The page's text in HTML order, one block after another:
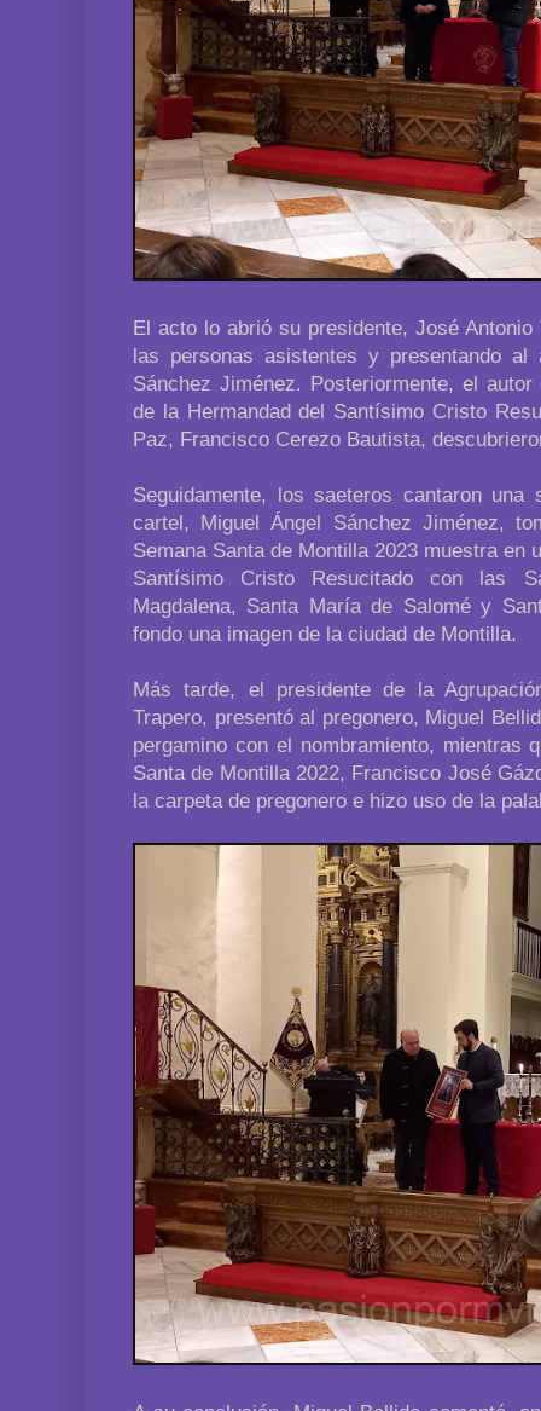
El acto lo abrió su presidente, José Antonio
las personas asistentes y presentando
Sánchez Jiménez. Posteriormente, el
de la Hermandad del Santísimo Cristo
Paz, Francisco Cerezo Bautista,
Seguidamente, los saeteros cantaron
cartel, Miguel Ángel Sánchez Jiménez,
Semana Santa de Montilla 2023 muestra en
Santísimo Cristo Resucitado con las
Magdalena, Santa María de Salomé y
fondo una imagen de la ciudad de Montilla.
Más tarde, el presidente de la
Trapero, presentó al pregonero, Miguel
pergamino con el nombramiento, mientras
Santa de Montilla 2022, Francisco José
la carpeta de pregonero e hizo uso de la